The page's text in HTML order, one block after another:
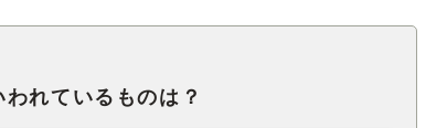
れているものは？